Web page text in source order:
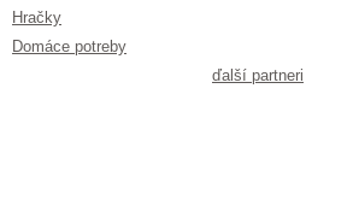
Hračky
Domáce potreby
ďalší partneri